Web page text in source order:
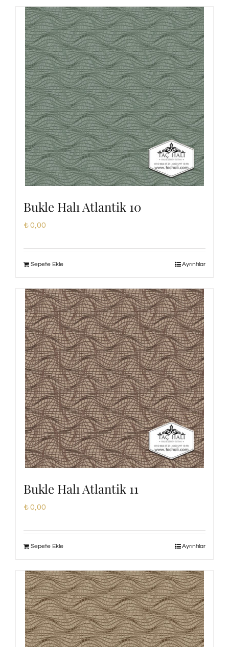
Bukle Halı Atlantik 10
₺0,00
Sepete Ekle Ayrıntılar
Bukle Halı Atlantik 11
₺0,00
Sepete Ekle Ayrıntılar